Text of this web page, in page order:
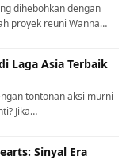
dihebohkan dengan
proyek reuni Wanna…
Laga Asia Terbaik
tontonan aksi murni
Jika…
Sinyal Era